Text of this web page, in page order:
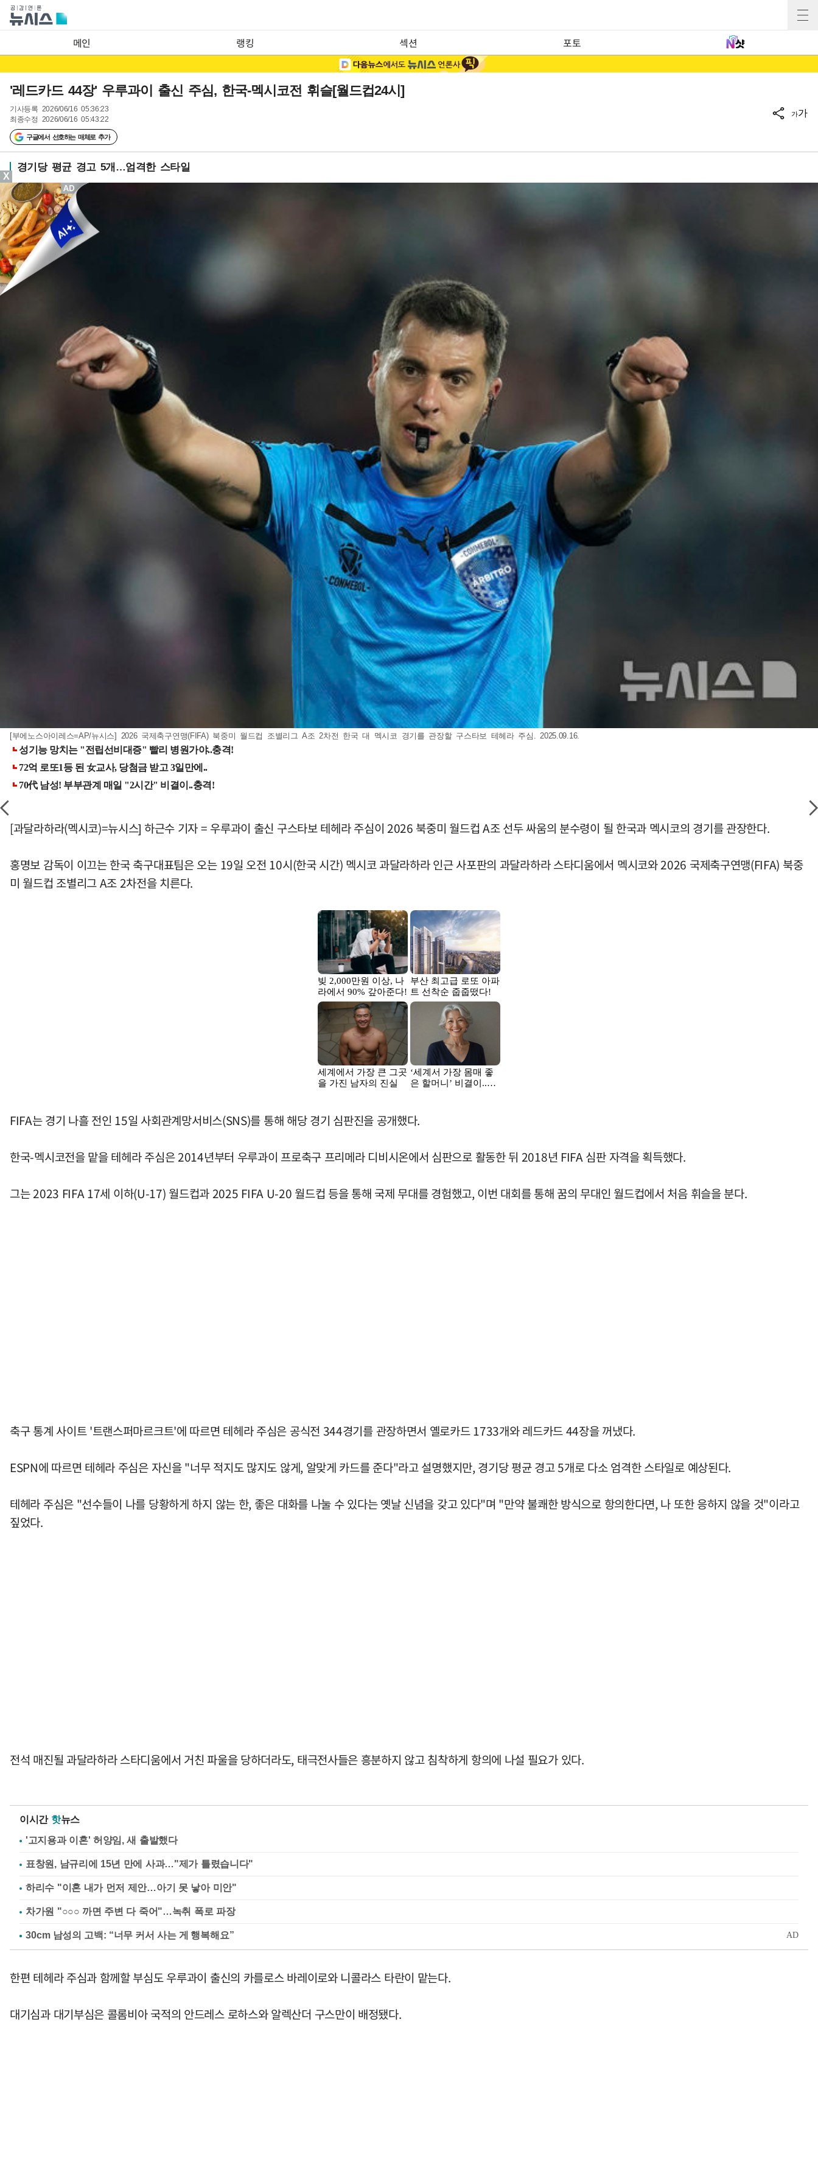
메인 랭킹 섹션 포토
'레드카드 44장' 우루과이 출신 주심, 한국-멕시코전 휘슬[월드컵24시]
기사등록 2026/06/16 05:36:23
최종수정 2026/06/16 05:43:22
구글에서 선호하는 매체로 추가
가가
경기당 평균 경고 5개…엄격한 스타일
[부에노스아이레스=AP/뉴시스] 2026 국제축구연맹(FIFA) 북중미 월드컵 조별리그 A조 2차전 한국 대 멕시코 경기를 관장할 구스타보 테헤라 주심. 2025.09.16.
[과달라하라(멕시코)=뉴시스] 하근수 기자 = 우루과이 출신 구스타보 테헤라 주심이 2026 북중미 월드컵 A조 선두 싸움의 분수령이 될 한국과 멕시코의 경기를 관장한다.
홍명보 감독이 이끄는 한국 축구대표팀은 오는 19일 오전 10시(한국 시간) 멕시코 과달라하라 인근 사포판의 과달라하라 스타디움에서 멕시코와 2026 국제축구연맹(FIFA) 북중
미 월드컵 조별리그 A조 2차전을 치른다.
FIFA는 경기 나흘 전인 15일 사회관계망서비스(SNS)를 통해 해당 경기 심판진을 공개했다.
한국-멕시코전을 맡을 테헤라 주심은 2014년부터 우루과이 프로축구 프리메라 디비시온에서 심판으로 활동한 뒤 2018년 FIFA 심판 자격을 획득했다.
그는 2023 FIFA 17세 이하(U-17) 월드컵과 2025 FIFA U-20 월드컵 등을 통해 국제 무대를 경험했고, 이번 대회를 통해 꿈의 무대인 월드컵에서 처음 휘슬을 분다.
축구 통계 사이트 '트랜스퍼마르크트'에 따르면 테헤라 주심은 공식전 344경기를 관장하면서 옐로카드 1733개와 레드카드 44장을 꺼냈다.
ESPN에 따르면 테헤라 주심은 자신을 "너무 적지도 많지도 않게, 알맞게 카드를 준다"라고 설명했지만, 경기당 평균 경고 5개로 다소 엄격한 스타일로 예상된다.
테헤라 주심은 "선수들이 나를 당황하게 하지 않는 한, 좋은 대화를 나눌 수 있다는 옛날 신념을 갖고 있다"며 "만약 불쾌한 방식으로 항의한다면, 나 또한 응하지 않을 것"이라고
짚었다.
전석 매진될 과달라하라 스타디움에서 거친 파울을 당하더라도, 태극전사들은 흥분하지 않고 침착하게 항의에 나설 필요가 있다.
이시간 핫뉴스
'고지용과 이혼' 허양임, 새 출발했다
표창원, 남규리에 15년 만에 사과…"제가 틀렸습니다"
하리수 "이혼 내가 먼저 제안…아기 못 낳아 미안"
차가원 "○○○ 까면 주변 다 죽어"…녹취 폭로 파장
한편 테헤라 주심과 함께할 부심도 우루과이 출신의 카를로스 바레이로와 니콜라스 타란이 맡는다.
대기심과 대기부심은 콜롬비아 국적의 안드레스 로하스와 알렉산더 구스만이 배정됐다.
X